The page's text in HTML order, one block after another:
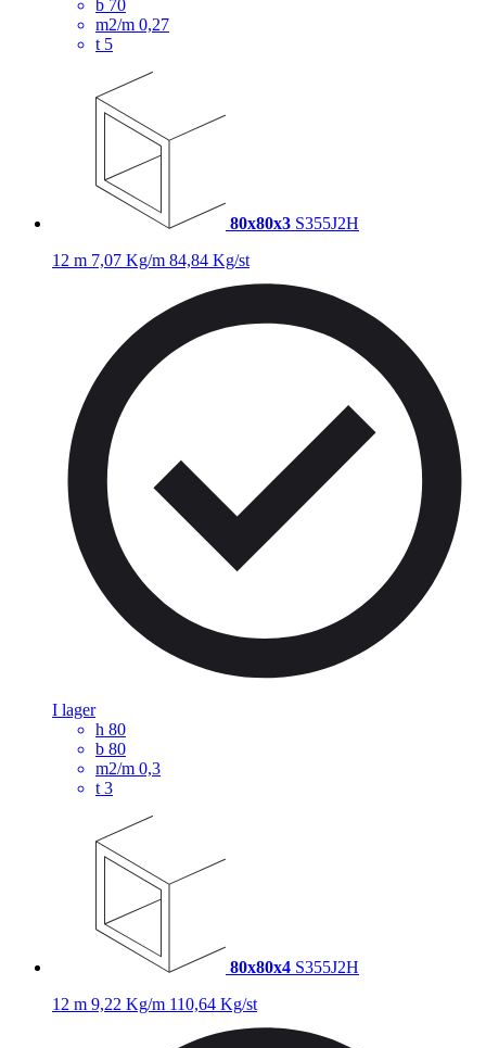
b 70
m2/m 0,27
t 5
80x80x3 S355J2H
12 m 7,07 Kg/m 84,84 Kg/st
I lager
h 80
b 80
m2/m 0,3
t 3
80x80x4 S355J2H
12 m 9,22 Kg/m 110,64 Kg/st